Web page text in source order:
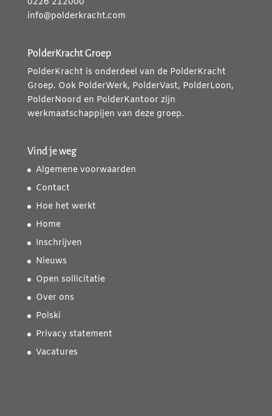
info@polderkracht.com
PolderKracht Groep
PolderKracht is onderdeel van de PolderKracht
Groep. Ook PolderWerk, PolderVast, PolderLoon,
PolderNoord en PolderKantoor zijn
werkmaatschappijen van deze groep.
Vind je weg
Algemene voorwaarden
Contact
Hoe het werkt
Home
Inschrijven
Nieuws
Open sollicitatie
Over ons
Polski
Privacy statement
Vacatures